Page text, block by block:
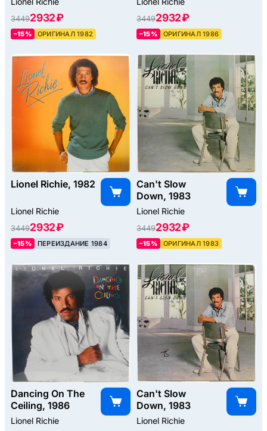
34492932 ₽
–15% ОРИГИНАЛ 1982
34492932 ₽
–15% ОРИГИНАЛ 1986
Lionel Richie, 1982
Lionel Richie
34492932 ₽
–15% ПЕРЕИЗДАНИЕ 1984
Can't Slow
Down, 1983
Lionel Richie
34492932 ₽
–15% ОРИГИНАЛ 1983
Dancing On The
Ceiling, 1986
Lionel Richie
Can't Slow
Down, 1983
Lionel Richie